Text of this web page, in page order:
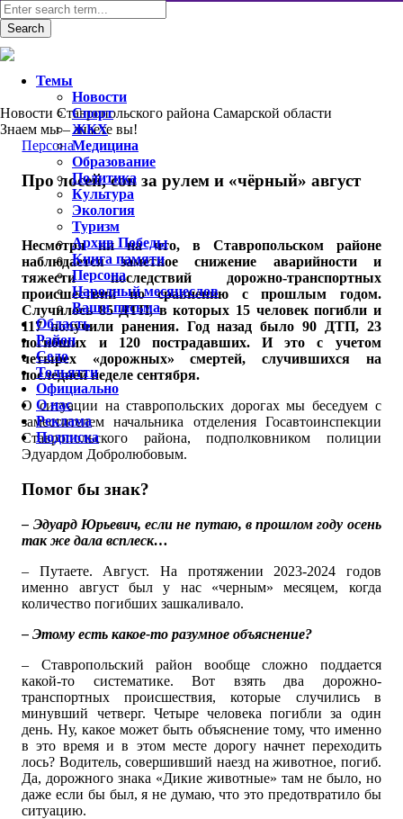
Новости Ставропольского района Самарской области
Знаем мы – знаете вы!
Персона
Про лосей, сон за рулем и «чёрный» август
Несмотря ни на что, в Ставропольском районе
наблюдается заметное снижение аварийности и
тяжести последствий дорожно-транспортных
происшествий по сравнению с прошлым годом.
Случилось 85 ДТП, в которых 15 человек погибли и
117 получили ранения. Год назад было 90 ДТП, 23
погибших и 120 пострадавших. И это с учетом
четырех «дорожных» смертей, случившихся на
последней неделе сентября.
О ситуации на ставропольских дорогах мы беседуем с
заместителем начальника отделения Госавтоинспекции
Ставропольского района, подполковником полиции
Эдуардом Добролюбовым.
Помог бы знак?
– Эдуард Юрьевич, если не путаю, в прошлом году осень
так же дала всплеск…
– Путаете. Август. На протяжении 2023-2024 годов
именно август был у нас «черным» месяцем, когда
количество погибших зашкаливало.
– Этому есть какое-то разумное объяснение?
– Ставропольский район вообще сложно поддается
какой-то систематике. Вот взять два дорожно-
транспортных происшествия, которые случились в
минувший четверг. Четыре человека погибли за один
день. Ну, какое может быть объяснение тому, что именно
в это время и в этом месте дорогу начнет переходить
лось? Водитель, совершивший наезд на животное, погиб.
Да, дорожного знака «Дикие животные» там не было, но
даже если бы был, я не думаю, что это предотвратило бы
ситуацию.
Темы
Новости
Спорт
ЖКХ
Медицина
Образование
Политика
Культура
Экология
Туризм
Архив Победы
Книга памяти
Персона
Народный месяцеслов
Ваши письма
Область
Район
Село
Тольятти
Официально
О нас
Реклама
Подписка